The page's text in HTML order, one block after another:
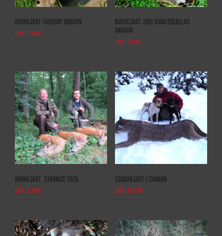
Bukkejagt Taksony Ungarn
DKK 5.900
Bukkejagt Zirc Kiralyszallas
Ungarn
DKK 6.685
Bukkejagt, Starnice 2026
DKK 5.950
Cougarjagt i Canada
DKK 85.750